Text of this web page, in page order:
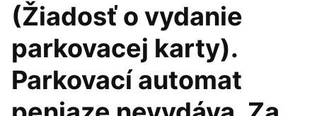
(Žiadosť o vydanie
parkovacej karty).
Parkovací automat